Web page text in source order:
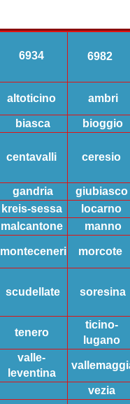
6934 6982
altoticino ambri
biasca bioggio
centavalli ceresio
gandria
giubiasco
kreis-sessa
locarno
malcantone manno
monteceneri morcote
scudellate soresina
tenero
ticino-
lugano
valle-
leventina
vezia